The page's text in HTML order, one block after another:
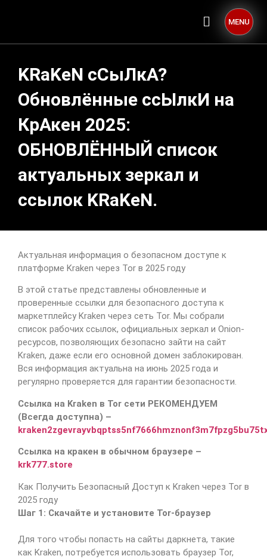
MENU
KRaKeN сСыЛкА?
Обновлённые ссЫлкИ на
КрАкен 2025:
ОБНОВЛЁННЫЙ список
актуальных зеркал и
ссылок KRaKeN.
Актуальная информация о безопасном доступе к
платформе Kraken через Tor в 2025 году
В этой статье представлены обновленные и
проверенные ссылки для безопасного доступа к
маркетплейсу Kraken через сеть Tor. Мы собрали
список рабочих ссылок, официальных зеркал и Onion-
ресурсов, позволяющих безопасно зайти на сайт
Kraken, даже если его основной домен заблокирован.
Вся информация актуальна на июнь 2025 года и
регулярно проверяется для гарантии безопасности.
Ссылка на Kraken в Tor сети РЕКОМЕНДУЕМ
(Всегда доступна) –
Ссылка на кракен в обычном браузере –
krk777.store
Как Получить Безопасный Доступ к Kraken через Tor в
2025 году
Шаг 1: Скачайте и установите Tor-браузер
Для того чтобы попасть на сайты даркнета, такие
как Kraken, потребуется использовать браузер Tor,